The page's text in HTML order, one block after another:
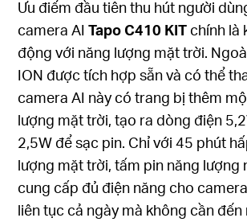
Ưu điểm đầu tiên thu hút người
camera AITapo C410 KIT chính là
động với năng lượng mặt trời.
ION được tích hợp sẵn và có thể
camera AI này có trang bị thêm
lượng mặt trời, tạo ra dòng điện
2,5W để sạc pin. Chỉ với 45 phút
lượng mặt trời, tấm pin năng lượng
cung cấp đủ điện năng cho
liên tục cả ngày mà không cần